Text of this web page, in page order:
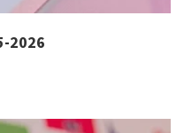
2026